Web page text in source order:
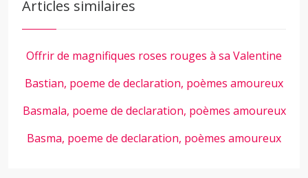
Articles similaires
Offrir de magnifiques roses rouges à sa Valentine
Bastian, poeme de declaration, poèmes amoureux
Basmala, poeme de declaration, poèmes amoureux
Basma, poeme de declaration, poèmes amoureux